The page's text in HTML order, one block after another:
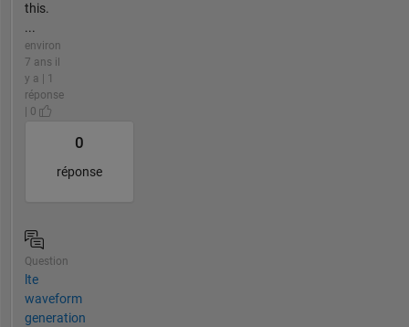
this.
...
environ
7 ans il
y a | 1
réponse
| 0
0
réponse
Question
lte
waveform
generation